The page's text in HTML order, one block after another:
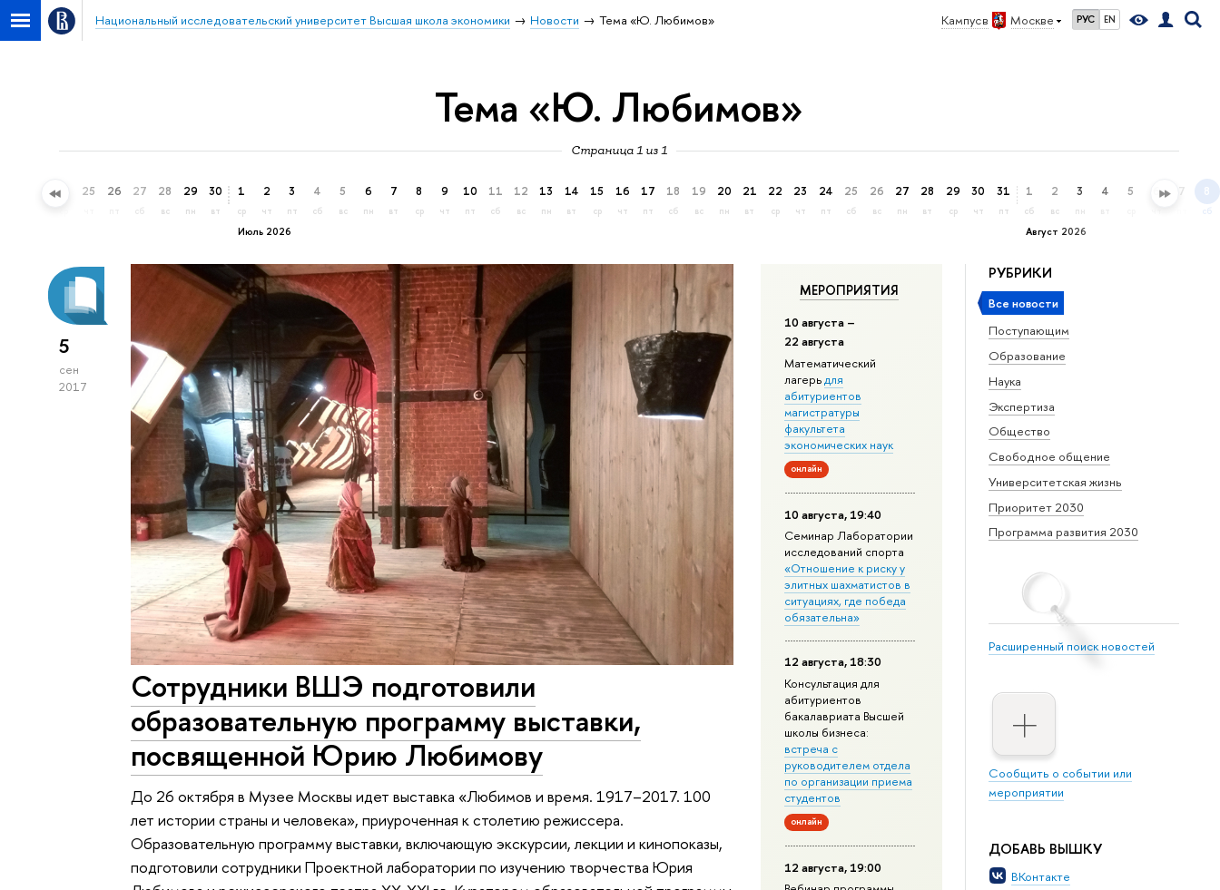
Кампус в Москве РУС EN
Национальный исследовательский университет Высшая школа экономики Новости Тема «Ю. Любимов»
Тема «Ю. Любимов»
Страница 1 из 1
24 25 26 27
сб
28
вс
29
пн
30
вт
Июль 2026
1
ср
2
чт
3
пт
4
сб
5
вс
6
пн
7
вт
8
ср
9
чт
10
пт
11
сб
12
вс
13
пн
14
вт
15
ср
16
чт
17
пт
18
сб
19
вс
20
пн
21
вт
22
ср
23
чт
24
пт
25
сб
26
вс
27
пн
28
вт
29
ср
30
чт
31
пт
Август 2026
1
сб
2
вс
3
пн
4 5 6 7 8
сб
РУБРИКИ
Все новости
Поступающим
Образование
Наука
Экспертиза
Общество
Свободное общение
Университетская жизнь
Приоритет 2030
Программа развития 2030
Расширенный поиск новостей
Сообщить о событии или
мероприятии
ДОБАВЬ ВЫШКУ
ВКонтакте
МЕРОПРИЯТИЯ
10 августа –
22 августа
Математический
лагерьдля
абитуриентов
магистратуры
факультета
экономических наук
онлайн
10 августа, 19:40
Семинар Лаборатории
исследований спорта
«Отношение к риску у
элитных шахматистов в
ситуациях, где победа
обязательна»
12 августа, 18:30
Консультация для
абитуриентов
бакалавриата Высшей
школы бизнеса:
встреча с
руководителем отдела
по организации приема
студентов
онлайн
12 августа, 19:00
5
сен
2017
Сотрудники ВШЭ подготовили
образовательную программу выставки,
посвященной Юрию Любимову
До 26 октября в Музее Москвы идет выставка «Любимов и время. 1917–2017. 100
лет истории страны и человека», приуроченная к столетию режиссера.
Образовательную программу выставки, включающую экскурсии, лекции и кинопоказы,
подготовили сотрудники Проектной лаборатории по изучению творчества Юрия